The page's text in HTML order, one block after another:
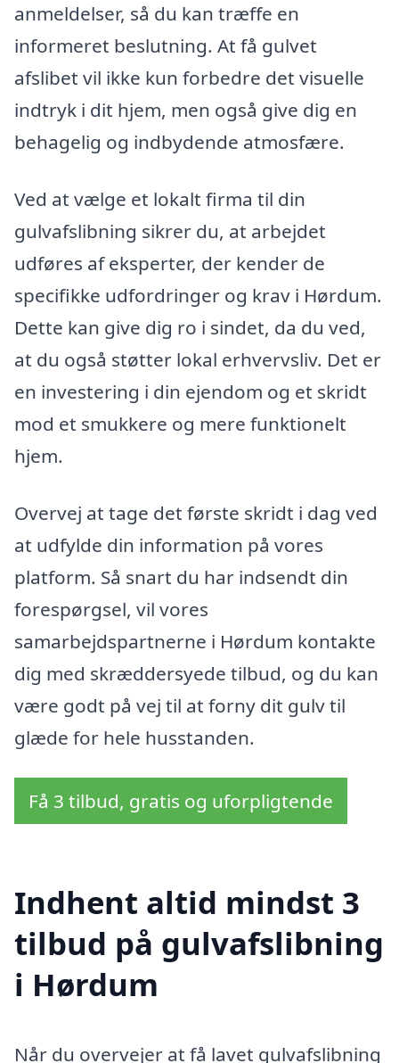
anmeldelser, så du kan træffe en
informeret beslutning. At få gulvet
afslibet vil ikke kun forbedre det visuelle
indtryk i dit hjem, men også give dig en
behagelig og indbydende atmosfære.
Ved at vælge et lokalt firma til din
gulvafslibning sikrer du, at arbejdet
udføres af eksperter, der kender de
specifikke udfordringer og krav i Hørdum.
Dette kan give dig ro i sindet, da du ved,
at du også støtter lokal erhvervsliv. Det er
en investering i din ejendom og et skridt
mod et smukkere og mere funktionelt
hjem.
Overvej at tage det første skridt i dag ved
at udfylde din information på vores
platform. Så snart du har indsendt din
forespørgsel, vil vores
samarbejdspartnerne i Hørdum kontakte
dig med skræddersyede tilbud, og du kan
være godt på vej til at forny dit gulv til
glæde for hele husstanden.
Få 3 tilbud, gratis og uforpligtende
Indhent altid mindst 3
tilbud på gulvafslibning
i Hørdum
Når du overvejer at få lavet gulvafslibning